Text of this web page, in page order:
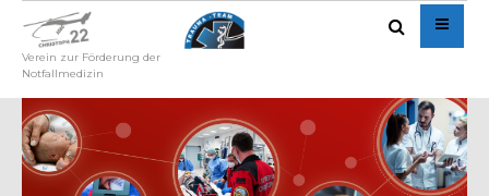
Verein zur Förderung der
Notfallmedizin